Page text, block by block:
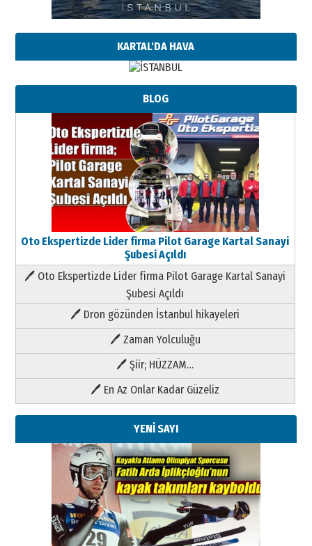
KARTAL'DA HAVA
BLOG
Oto Ekspertizde Lider firma Pilot Garage Kartal Sanayi
Şubesi Açıldı
🖊 Oto Ekspertizde Lider firma Pilot Garage Kartal Sanayi
Şubesi Açıldı
🖊 Dron gözünden İstanbul hikayeleri
🖊 Zaman Yolculuğu
🖊 Şiir; HÜZZAM…
🖊 En Az Onlar Kadar Güzeliz
YENİ SAYI
Kenan GÜLERCİ
Metin Külünk: Aileyi Korumak
Geleceği Korumaktır
11 Mayıs 2026 Pazartesi